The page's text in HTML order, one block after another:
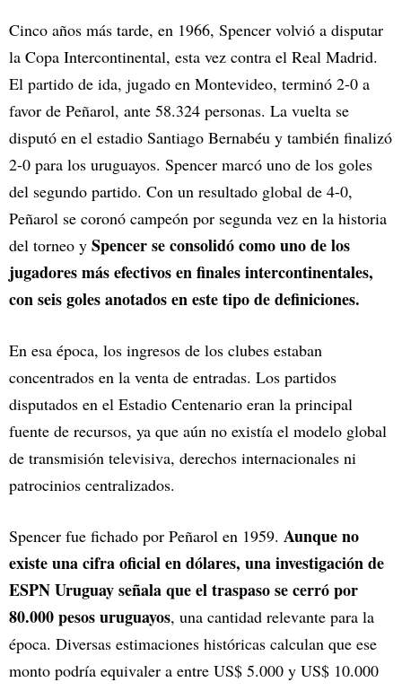
Cinco años más tarde, en 1966, Spencer volvió a disputar
la Copa Intercontinental, esta vez contra el Real Madrid.
El partido de ida, jugado en Montevideo, terminó 2-0 a
favor de Peñarol, ante 58.324 personas. La vuelta se
disputó en el estadio Santiago Bernabéu y también finalizó
2-0 para los uruguayos. Spencer marcó uno de los goles
del segundo partido. Con un resultado global de 4-0,
Peñarol se coronó campeón por segunda vez en la historia
del torneo y Spencer se consolidó como uno de los
jugadores más efectivos en finales intercontinentales,
con seis goles anotados en este tipo de definiciones.
En esa época, los ingresos de los clubes estaban
concentrados en la venta de entradas. Los partidos
disputados en el Estadio Centenario eran la principal
fuente de recursos, ya que aún no existía el modelo global
de transmisión televisiva, derechos internacionales ni
patrocinios centralizados.
Spencer fue fichado por Peñarol en 1959. Aunque no
existe una cifra oficial en dólares, una investigación de
ESPN Uruguay señala que el traspaso se cerró por
80.000 pesos uruguayos, una cantidad relevante para la
época. Diversas estimaciones históricas calculan que ese
monto podría equivaler a entre US$ 5.000 y US$ 10.000